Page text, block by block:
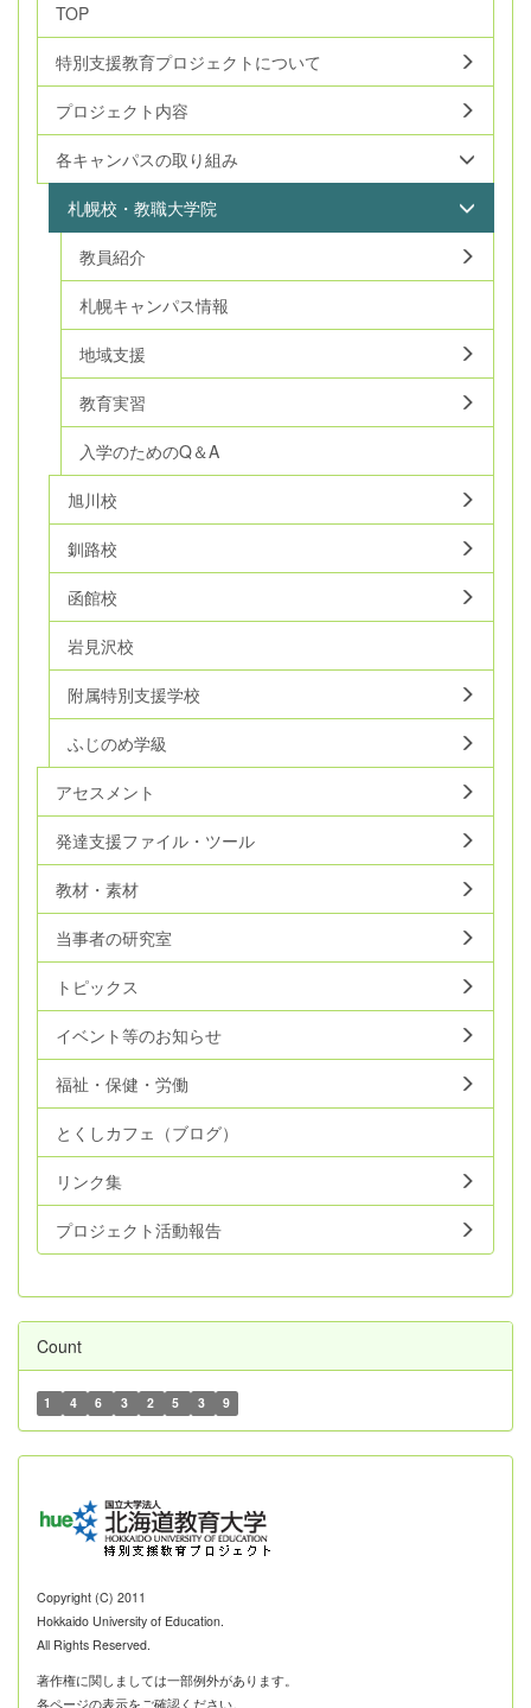
TOP
特別支援教育プロジェクトについて
プロジェクト内容
各キャンパスの取り組み
札幌校・教職大学院
教員紹介
札幌キャンパス情報
地域支援
教育実習
入学のためのQ＆A
旭川校
釧路校
函館校
岩見沢校
附属特別支援学校
ふじのめ学級
アセスメント
発達支援ファイル・ツール
教材・素材
当事者の研究室
トピックス
イベント等のお知らせ
福祉・保健・労働
とくしカフェ（ブログ）
リンク集
プロジェクト活動報告
Count
1 4 6 3 2 5 3 9
Copyright (C) 2011
Hokkaido University of Education.
All Rights Reserved.
著作権に関しましては一部例外があります。
各ページの表示をご確認ください。